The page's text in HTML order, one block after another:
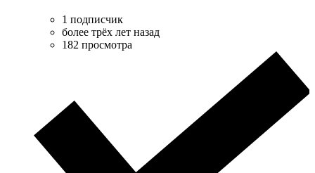
1 подписчик
более трёх лет назад
182 просмотра